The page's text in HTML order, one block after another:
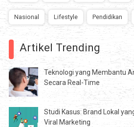
Nasional Lifestyle Pendidikan
Artikel Trending
Teknologi yang Membantu
Secara Real-Time
Studi Kasus: Brand Lokal
Viral Marketing